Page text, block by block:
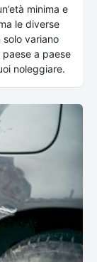
minima e
le diverse
variano
a paese
noleggiare.